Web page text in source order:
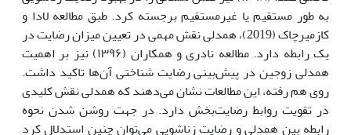
به طور مستقیم یا غیرمستقیم برجسته کرد. طبق مطالعه لادا و
کازمیرچاک (2019)، همدلی نقش مهمی در تعیین میزان رضایت در
یک رابطه دارد. مطالعه نادری و همکاران (۱۳۹۶) نیز بر اهمیت
همدلی زوجین در پیش‌بینی رضایت شناختی آن‌ها تاکید داشت.
روی هم رفته، این مطالعات نشان می‌دهند که همدلی نقش کلیدی
در تقویت روابط رضایت‌بخش دارد. در جهت روشن شدن نحوه
رابطه بین همدلی و رضایت زناشویی می‌توان چنین استدلال کرد